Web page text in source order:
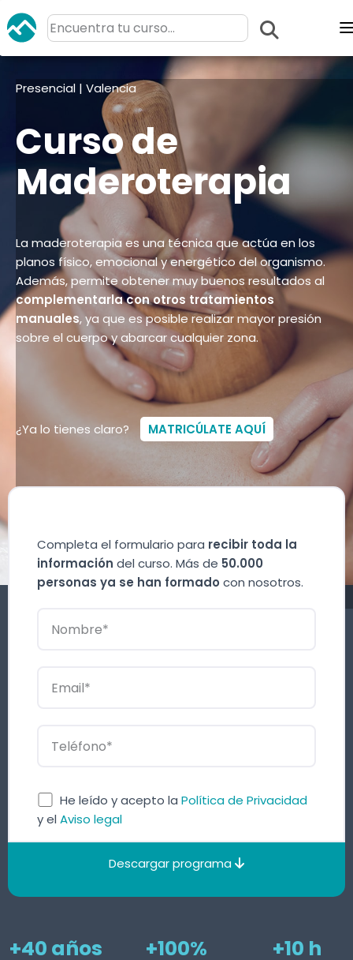
Presencial | Valencia
Curso de
Maderoterapia
La maderoterapia es una técnica que actúa en los
planos físico, emocional y energético del organismo.
Además, permite obtener muy buenos resultados al
complementarla con otros tratamientos
manuales, ya que es posible realizar mayor presión
sobre el cuerpo y abarcar cualquier zona.
¿Ya lo tienes claro? MATRICÚLATE AQUÍ
Completa el formulario para recibir toda la
información del curso. Más de 50.000
personas ya se han formado con nosotros.
He leído y acepto la Política de Privacidad
y el Aviso legal
Descargar programa
+40 años +100% +10 h